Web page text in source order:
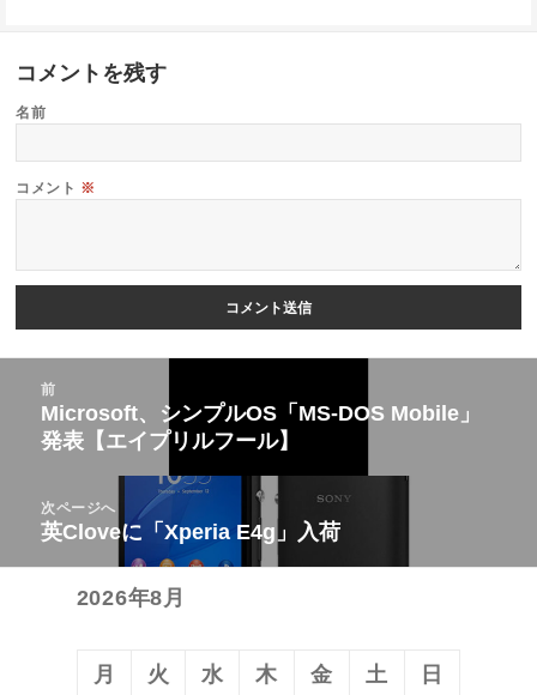
コメントを残す
名前
コメント ※
前
前
の
稿:
Microsoft、シンプルOS「MS-DOS Mobile」
発表【エイプリルフール】
次ページへ
次
の
英Cloveに「Xperia E4g」入荷
2026年8月
月 火 水 木 金 土 日